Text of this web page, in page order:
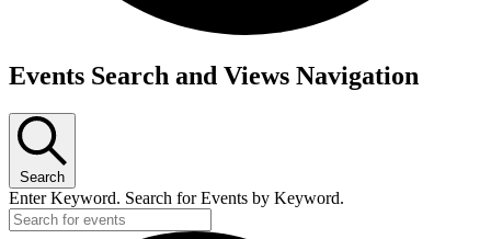
Events Search and Views Navigation
Search
Enter Keyword. Search for Events by Keyword.